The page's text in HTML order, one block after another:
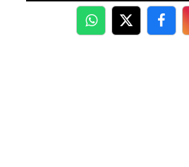
WhatsApp
Twitter